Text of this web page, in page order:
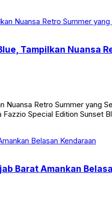
Tampilkan Nuansa
Nuansa Retro Summer
Special Edition
Barat Amankan